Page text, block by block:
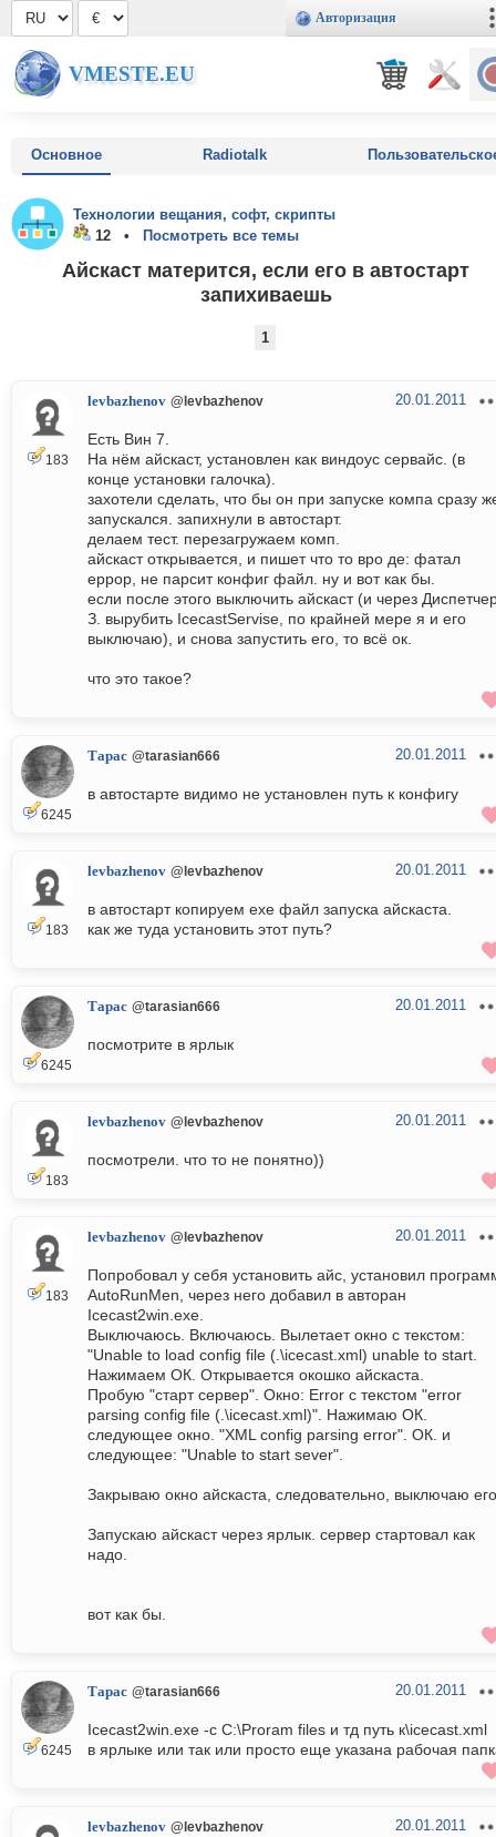
Авторизация
VMESTE.EU
Основное Radiotalk
Технологии вещания, софт, скрипты
12 •
Посмотреть все темы
Айскаст матерится, если его в автостарт
запихиваешь
1
183
levbazhenov @levbazhenov 20.01.2011
Есть Вин 7.
На нём айскаст, установлен как виндоус сервайс. (в
конце установки галочка).
захотели сделать, что бы он при запуске компа сразу
запускался. запихнули в автостарт.
делаем тест. перезагружаем комп.
айскаст открывается, и пишет что то вро де: фатал
еррор, не парсит конфиг файл. ну и вот как бы.
если после этого выключить айскаст (и через
З. вырубить IcecastServise, по крайней мере я и его
выключаю), и снова запустить его, то всё ок.
что это такое?
6245
Тарас @tarasian666 20.01.2011
в автостарте видимо не установлен путь к конфигу
183
levbazhenov @levbazhenov 20.01.2011
в автостарт копируем exe файл запуска айскаста.
как же туда установить этот путь?
6245
Тарас @tarasian666 20.01.2011
посмотрите в ярлык
183
levbazhenov @levbazhenov 20.01.2011
посмотрели. что то не понятно))
183
levbazhenov @levbazhenov 20.01.2011
Попробовал у себя установить айс, установил
AutoRunMen, через него добавил в авторан
Icecast2win.exe.
Выключаюсь. Включаюсь. Вылетает окно с текстом:
"Unable to load config file (.\icecast.xml) unable to start.
Нажимаем ОК. Открывается окошко айскаста.
Пробую "старт сервер". Окно: Error с текстом "error
parsing config file (.\icecast.xml)". Нажимаю ОК.
следующее окно. "XML config parsing error". ОК. и
следующее: "Unable to start sever".
Закрываю окно айскаста, следовательно, выключаю
Запускаю айскаст через ярлык. сервер стартовал как
надо.
вот как бы.
6245
Тарас @tarasian666 20.01.2011
Icecast2win.exe -с C:\Proram files и тд путь к\icecast.xml
в ярлыке или так или просто еще указана рабочая
levbazhenov @levbazhenov 20.01.2011